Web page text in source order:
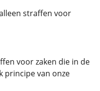
straffen voor
voor zaken die in de
principe van onze